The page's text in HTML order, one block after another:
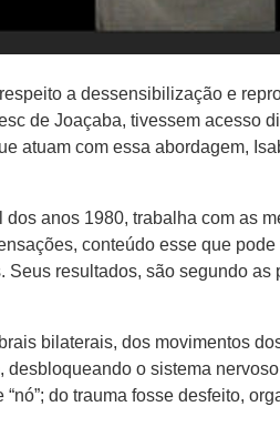
a dessensibilização e
de Joaçaba, tivessem acesso
atuam com essa abordagem,
dos anos 1980, trabalha com as
conteúdo esse que
resultados, são segundo as
bilaterais, dos movimentos
o sistema
do trauma fosse desfeito,